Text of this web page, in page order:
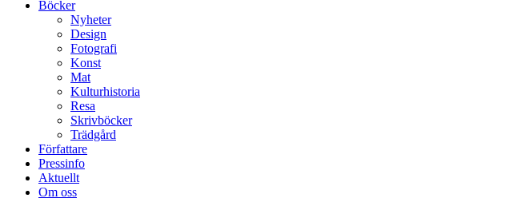
Böcker
Nyheter
Design
Fotografi
Konst
Mat
Kulturhistoria
Resa
Skrivböcker
Trädgård
Författare
Pressinfo
Aktuellt
Om oss